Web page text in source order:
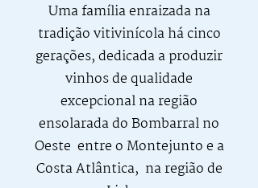
Uma família enraizada na
tradição vitivinícola há cinco
gerações, dedicada a produzir
vinhos de qualidade
excepcional na região
ensolarada do Bombarral no
Oeste entre o Montejunto e a
Costa Atlântica, na região de